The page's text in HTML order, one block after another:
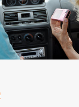
août 2025
le 28 juin
guitare) le 21